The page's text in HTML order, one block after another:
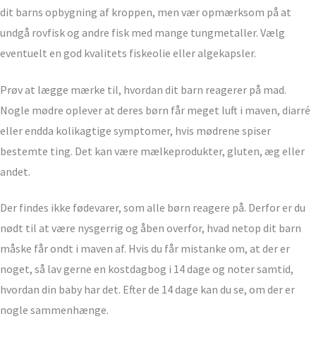
dit barns opbygning af kroppen, men vær opmærksom på at
undgå rovfisk og andre fisk med mange tungmetaller. Vælg
eventuelt en god kvalitets fiskeolie eller algekapsler.
Prøv at lægge mærke til, hvordan dit barn reagerer på mad.
Nogle mødre oplever at deres børn får meget luft i maven, diarré
eller endda kolikagtige symptomer, hvis mødrene spiser
bestemte ting. Det kan være mælkeprodukter, gluten, æg eller
andet.
Der findes ikke fødevarer, som alle børn reagere på. Derfor er du
nødt til at være nysgerrig og åben overfor, hvad netop dit barn
måske får ondt i maven af. Hvis du får mistanke om, at der er
noget, så lav gerne en kostdagbog i 14 dage og noter samtid,
hvordan din baby har det. Efter de 14 dage kan du se, om der er
nogle sammenhænge.